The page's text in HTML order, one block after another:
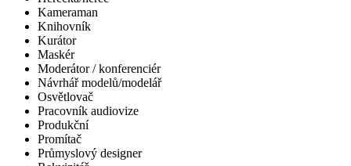
Kameraman
Knihovník
Kurátor
Maskér
Moderátor / konferenciér
Návrhář modelů/modelář
Osvětlovač
Pracovník audiovize
Produkční
Promítač
Průmyslový designer